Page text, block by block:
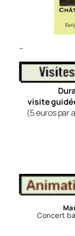
–
visite
(5 euros par
Concert